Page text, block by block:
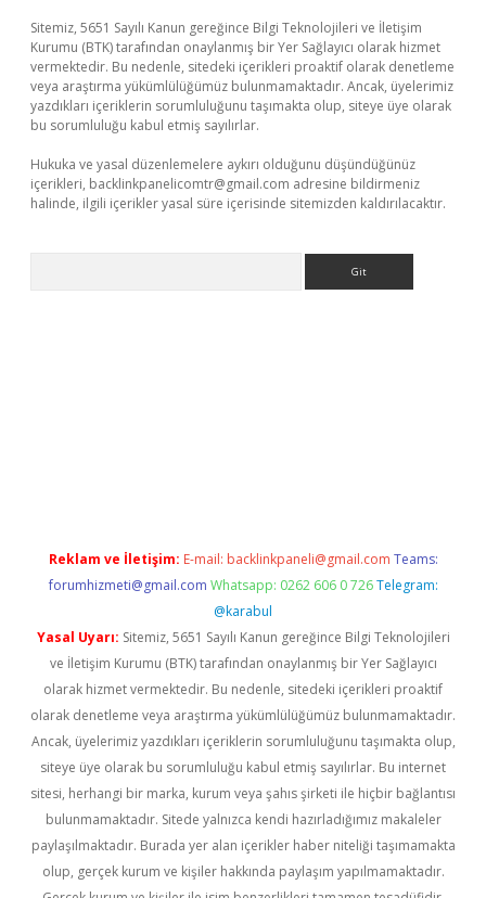
Sitemiz, 5651 Sayılı Kanun gereğince Bilgi Teknolojileri ve İletişim
Kurumu (BTK) tarafından onaylanmış bir Yer Sağlayıcı olarak hizmet
vermektedir. Bu nedenle, sitedeki içerikleri proaktif olarak denetleme
veya araştırma yükümlülüğümüz bulunmamaktadır. Ancak, üyelerimiz
yazdıkları içeriklerin sorumluluğunu taşımakta olup, siteye üye olarak
bu sorumluluğu kabul etmiş sayılırlar.
Hukuka ve yasal düzenlemelere aykırı olduğunu düşündüğünüz
içerikleri, backlinkpanelicomtr@gmail.com adresine bildirmeniz
halinde, ilgili içerikler yasal süre içerisinde sitemizden kaldırılacaktır.
Reklam ve İletişim: E-mail: backlinkpaneli@gmail.com Teams:
forumhizmeti@gmail.com Whatsapp: 0262 606 0 726 Telegram:
@karabul
Yasal Uyarı: Sitemiz, 5651 Sayılı Kanun gereğince Bilgi Teknolojileri
ve İletişim Kurumu (BTK) tarafından onaylanmış bir Yer Sağlayıcı
olarak hizmet vermektedir. Bu nedenle, sitedeki içerikleri proaktif
olarak denetleme veya araştırma yükümlülüğümüz bulunmamaktadır.
Ancak, üyelerimiz yazdıkları içeriklerin sorumluluğunu taşımakta olup,
siteye üye olarak bu sorumluluğu kabul etmiş sayılırlar. Bu internet
sitesi, herhangi bir marka, kurum veya şahıs şirketi ile hiçbir bağlantısı
bulunmamaktadır. Sitede yalnızca kendi hazırladığımız makaleler
paylaşılmaktadır. Burada yer alan içerikler haber niteliği taşımamakta
olup, gerçek kurum ve kişiler hakkında paylaşım yapılmamaktadır.